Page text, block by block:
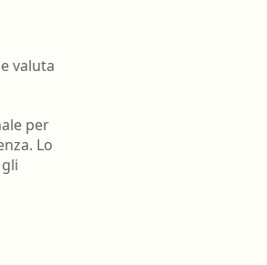
allevamenti e delle produzioni
zootecniche
commercial., conserv. e tras.
alimenti di origine animale e
derivati
valuta
per
Lo